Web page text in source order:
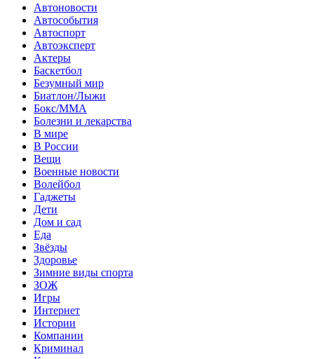
Автоновости
Автособытия
Автоспорт
Автоэксперт
Актеры
Баскетбол
Безумный мир
Биатлон/Лыжи
Бокс/MMA
Болезни и лекарства
В мире
В России
Вещи
Военные новости
Волейбол
Гаджеты
Дети
Дом и сад
Еда
Звёзды
Здоровье
Зимние виды спорта
ЗОЖ
Игры
Интернет
Истории
Компании
Криминал